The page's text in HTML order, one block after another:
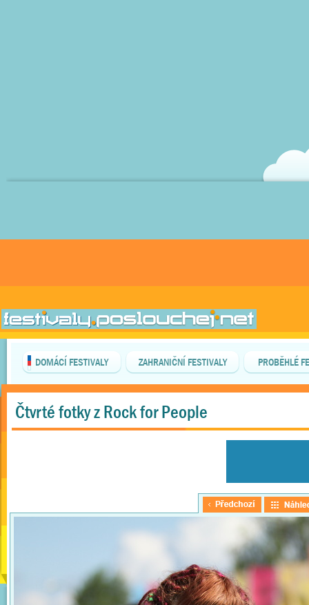
DOMÁCÍ FESTIVALY ZAHRANIČNÍ FESTIVALY PROBĚHLÉ
Čtvrté fotky z Rock for People